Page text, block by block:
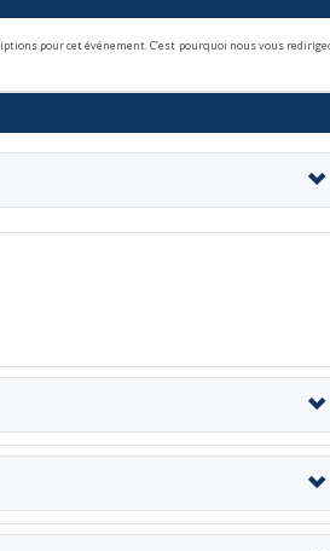
pour cet événement. C’est pourquoi nous vous